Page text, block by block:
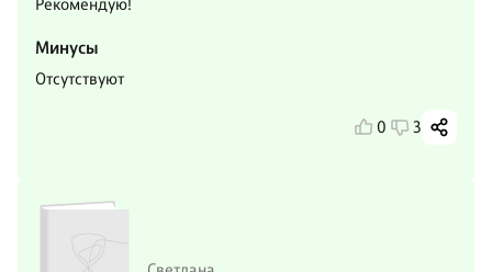
Рекомендую!
Минусы
Отсутствуют
0 3